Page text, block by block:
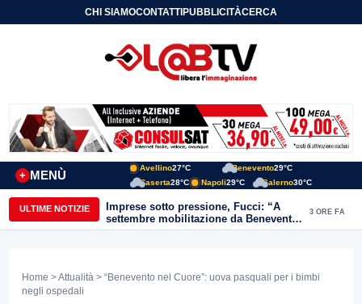
CHI SIAMOCONTATTIPUBBLICITÀCERCA
MENÙ
+
Avellino27°C Benevento29°C
Caserta28°C Napoli29°C Salerno30°C
ULTIME NOTIZIE
Imprese sotto pressione, Fucci: “A
settembre mobilitazione da Benevento
e Avellino”
3 ORE FA
Home >Attualità > “Benevento nel Cuore”: uova pasquali per i bimbi
negli ospedali